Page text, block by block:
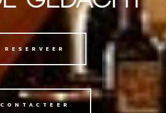
RESERVEER
CONTACTEER